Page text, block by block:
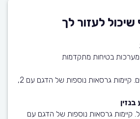
שיכול לעזור לך
רכב זה בעל 5 מושבים. קיימות גרסאות נוספות של הדגם עם 2,
קיימות גרסאות נוספות של הדגם עם